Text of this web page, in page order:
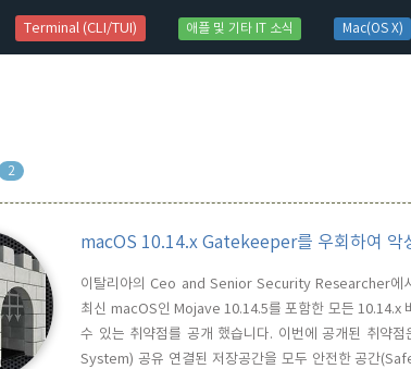
Terminal (CLI/TUI) 애플 및 기타 IT 소식 Mac(OS X)
2
macOS 10.14.x Gatekeeper를 우회하여 악
이탈리아의 Ceo and Senior Security Researcher에
최신 macOS인 Mojave 10.14.5를 포함한 모든
수 있는 취약점를 공개 했습니다. 이번에 공개된 취
System) 공유 연결된 저장공간을 모두 안전한 공간